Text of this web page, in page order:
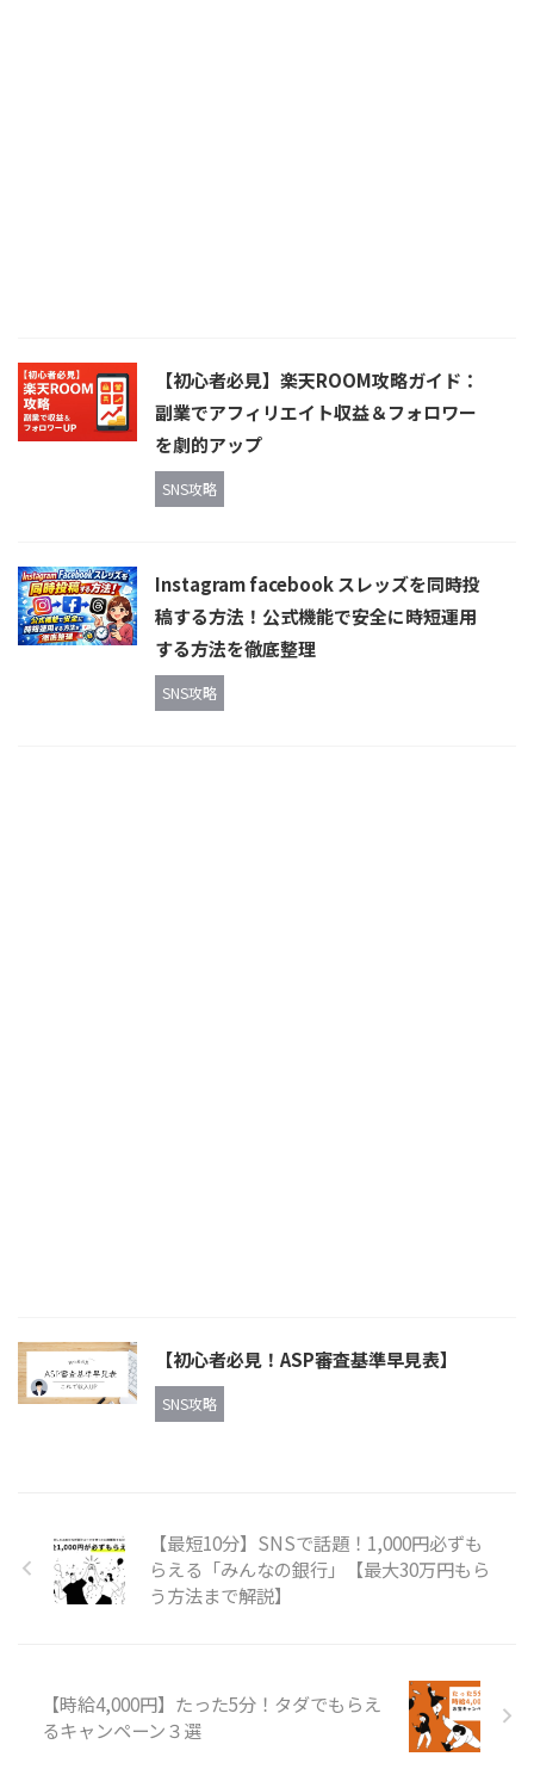
【初心者必見】楽天ROOM攻略ガイド：
副業でアフィリエイト収益＆フォロワー
を劇的アップ
SNS攻略
Instagram facebook スレッズを同時投
稿する方法！公式機能で安全に時短運用
する方法を徹底整理
SNS攻略
【初心者必見！ASP審査基準早見表】
SNS攻略
【最短10分】SNSで話題！1,000円必ずも
らえる「みんなの銀行」【最大30万円もら
う方法まで解説】
【時給4,000円】たった5分！タダでもらえ
るキャンペーン３選